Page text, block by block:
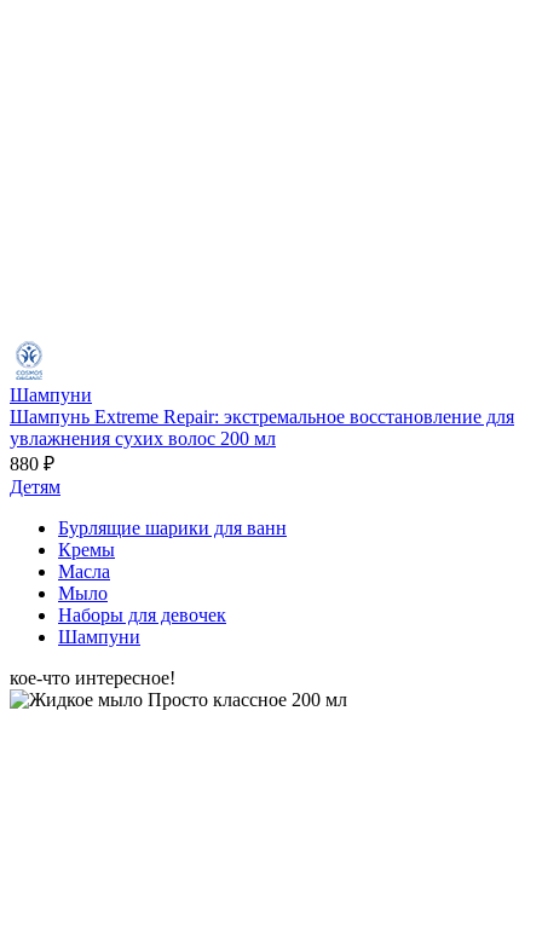
Шампуни
Шампунь Extreme Repair: экстремальное восстановление для
увлажнения сухих волос 200 мл
880 ₽
Детям
Бурлящие шарики для ванн
Кремы
Масла
Мыло
Наборы для девочек
Шампуни
кое-что интересное!